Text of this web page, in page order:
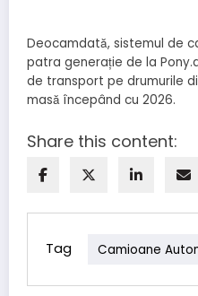
Deocamdată, sistemul de
patra generație de la
de transport pe drumurile
masă începând cu 2026.
Share this content:
Tag Camioane